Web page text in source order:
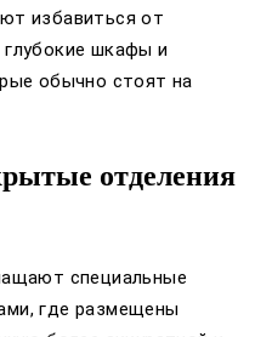
избавиться от
шкафы и
обычно стоят на
отделения
специальные
где размещены